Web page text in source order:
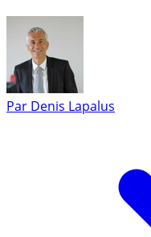
Par Denis Lapalus